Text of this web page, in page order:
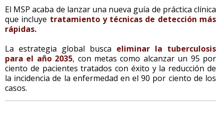
El MSP acaba de lanzar una nueva guía de práctica clínica
que incluye tratamiento y técnicas de detección más
rápidas.
La estrategia global busca eliminar la tuberculosis
para el año 2035, con metas como alcanzar un 95 por
ciento de pacientes tratados con éxito y la reducción de
la incidencia de la enfermedad en el 90 por ciento de los
casos.